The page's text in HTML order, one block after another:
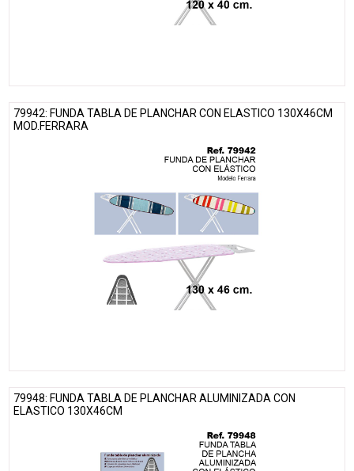
79942: FUNDA TABLA DE PLANCHAR CON ELASTICO 130X46CM
MOD.FERRARA
79948: FUNDA TABLA DE PLANCHAR ALUMINIZADA CON
ELASTICO 130X46CM